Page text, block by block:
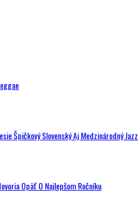
Špičkový Slovenský Aj Medzinárodný Jazz
Opäť O Najlepšom Ročníku